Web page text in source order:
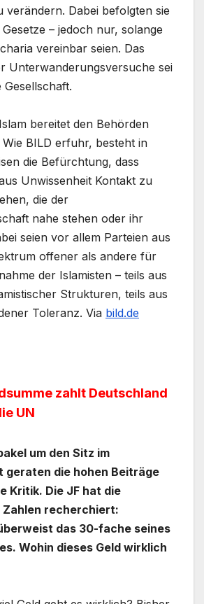
verändern. Dabei befolgten sie
– jedoch nur, solange
vereinbar seien. Das
Unterwanderungsversuche sei
Gesellschaft.
bereitet den Behörden
BILD erfuhr, besteht in
die Befürchtung, dass
Unwissenheit Kontakt zu
die der
nahe stehen oder ihr
seien vor allem Parteien aus
offener als andere für
der Islamisten – teils aus
Strukturen, teils aus
Toleranz. Via bild.de
zahlt Deutschland
UN
um den Sitz im
geraten die hohen Beiträge
Kritik. Die JF hat die
recherchiert:
das 30-fache seines
Wohin dieses Geld wirklich